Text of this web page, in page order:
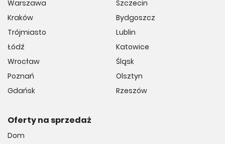
Warszawa
Kraków
Trójmiasto
Łódź
Wrocław
Poznań
Gdańsk
Szczecin
Bydgoszcz
Lublin
Katowice
Śląsk
Olsztyn
Rzeszów
Oferty na sprzedaż
Dom